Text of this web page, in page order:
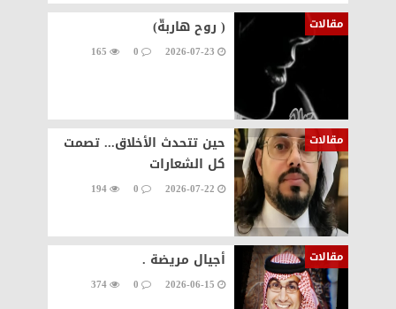
مقالات ( روح هاربةّ)
2026-07-23
0
165
مقالات
حين تتحدث الأخلاق... تصمت
كل الشعارات
2026-07-22
0
194
مقالات أجيال مريضة .
2026-06-15
0
374